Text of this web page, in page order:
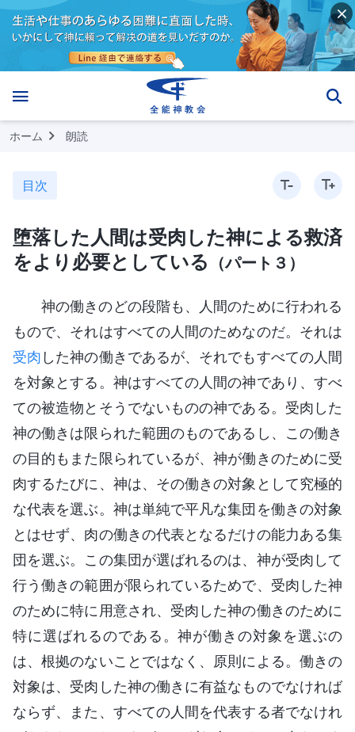
ホーム 朗読
目次
堕落した人間は受肉した神による救済
をより必要としている
（パート３）
神の働きのどの段階も、人間のために行われる
もので、それはすべての人間のためなのだ。それは
受肉 した神の働きであるが、それでもすべての人間
を対象とする。神はすべての人間の神であり、すべ
ての被造物とそうでないものの神である。受肉した
神の働きは限られた範囲のものであるし、この働き
の目的もまた限られているが、神が働きのために受
肉するたびに、神は、その働きの対象として究極的
な代表を選ぶ。神は単純で平凡な集団を働きの対象
とはせず、肉の働きの代表となるだけの能力ある集
団を選ぶ。この集団が選ばれるのは、神が受肉して
行う働きの範囲が限られているためで、受肉した神
のために特に用意され、受肉した神の働きのために
特に選ばれるのである。神が働きの対象を選ぶの
は、根拠のないことではなく、原則による。働きの
対象は、受肉した神の働きに有益なものでなければ
ならず、また、すべての人間を代表する者でなけれ